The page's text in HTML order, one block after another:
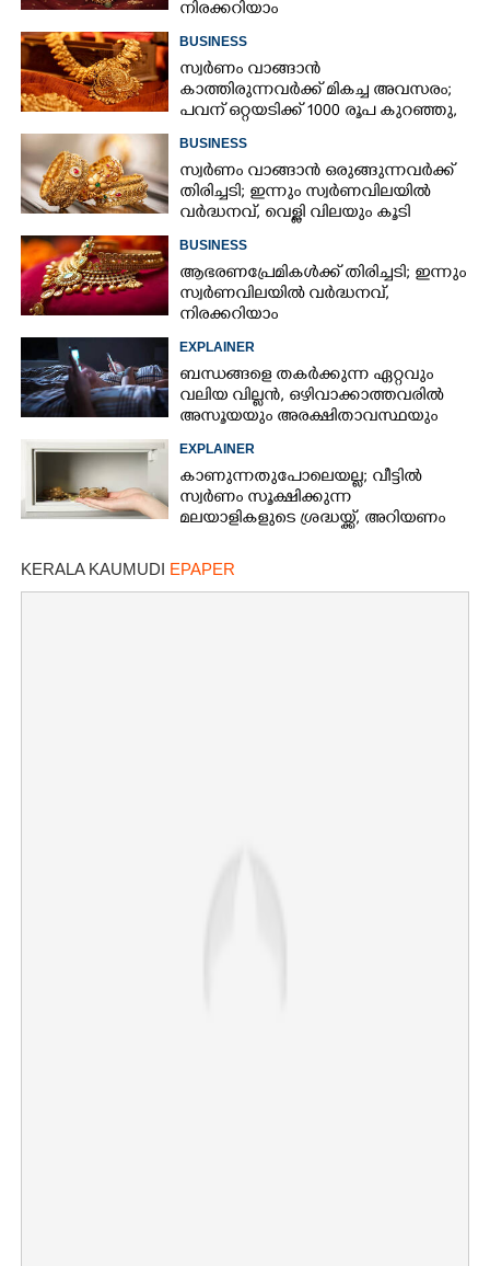
നിരക്കറിയാം
BUSINESS
സ്വർണം വാങ്ങാൻ
കാത്തിരുന്നവർക്ക് മികച്ച അവസരം;
പവന് ഒറ്റയടിക്ക് 1000 രൂപ കുറഞ്ഞു,
BUSINESS
സ്വർണം വാങ്ങാൻ ഒരുങ്ങുന്നവർക്ക്
തിരിച്ചടി; ഇന്നും സ്വർണവിലയിൽ
വർദ്ധനവ്, വെള്ളി വിലയും കൂടി
BUSINESS
ആഭരണപ്രേമികൾക്ക് തിരിച്ചടി; ഇന്നും
സ്വർണവിലയിൽ വർദ്ധനവ്,
നിരക്കറിയാം
EXPLAINER
ബന്ധങ്ങളെ തകർക്കുന്ന ഏറ്റവും
വലിയ വില്ലൻ, ഒഴിവാക്കാത്തവരിൽ
അസൂയയും അരക്ഷിതാവസ്ഥയും
EXPLAINER
കാണുന്നതുപോലെയല്ല; വീട്ടിൽ
സ്വർണം സൂക്ഷിക്കുന്ന
മലയാളികളുടെ ശ്രദ്ധയ്ക്ക്, അറിയണം
KERALA KAUMUDI EPAPER